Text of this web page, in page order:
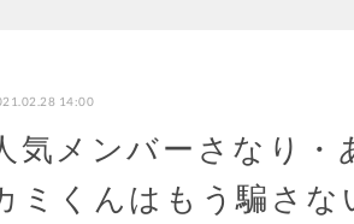
14:00
気メンバーさなり・
ミくんはもう騙さ